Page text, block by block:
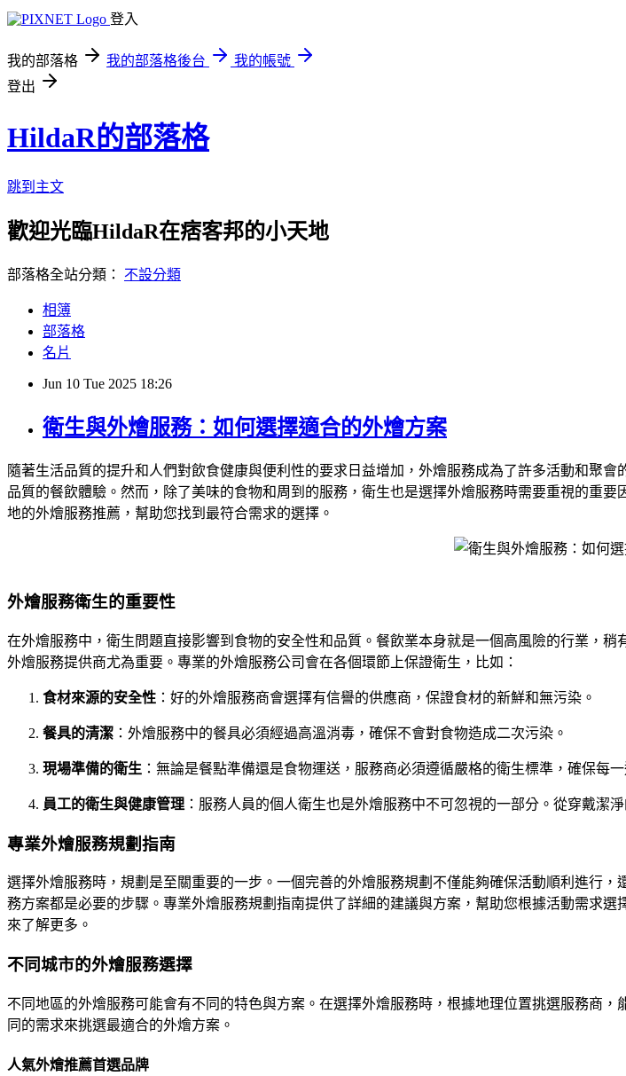
登入
我的部落格 我的部落格後台
我的帳號
登出
HildaR的部落格
跳到主文
歡迎光臨HildaR在痞客邦的小天地
部落格全站分類： 不設分類
相簿
部落格
名片
Jun 10 Tue 2025 18:26
衛生與外燴服務：如何選擇適合的外燴方案
隨著生活品質的提升和人們對飲食健康與便利性的要求日益增加，外燴服務成為了許多活動和聚
品質的餐飲體驗。然而，除了美味的食物和周到的服務，衛生也是選擇外燴服務時需要重視的重
地的外燴服務推薦，幫助您找到最符合需求的選擇。
外燴服務衛生的重要性
在外燴服務中，衛生問題直接影響到食物的安全性和品質。餐飲業本身就是一個高風險的行業，
外燴服務提供商尤為重要。專業的外燴服務公司會在各個環節上保證衛生，比如：
食材來源的安全性 ：好的外燴服務商會選擇有信譽的供應商，保證食材的新鮮和無污染。
餐具的清潔 ：外燴服務中的餐具必須經過高溫消毒，確保不會對食物造成二次污染。
現場準備的衛生 ：無論是餐點準備還是食物運送，服務商必須遵循嚴格的衛生標準，確保每
員工的衛生與健康管理 ：服務人員的個人衛生也是外燴服務中不可忽視的一部分。從穿戴潔
專業外燴服務規劃指南
選擇外燴服務時，規劃是至關重要的一步。一個完善的外燴服務規劃不僅能夠確保活動順利進行
務方案都是必要的步驟。專業外燴服務規劃指南提供了詳細的建議與方案，幫助您根據活動需求
來了解更多。
不同城市的外燴服務選擇
不同地區的外燴服務可能會有不同的特色與方案。在選擇外燴服務時，根據地理位置挑選服務商
同的需求來挑選最適合的外燴方案。
人氣外燴推薦首選品牌